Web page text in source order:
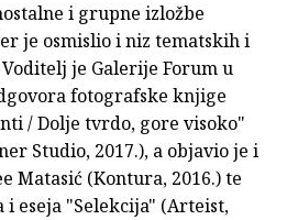
i grupne izložbe
je osmislio i niz tematskih i
je Galerije Forum u
fotografske knjige
/ Dolje tvrdo, gore visoko"
Studio, 2017.), a objavio je i
Matasić (Kontura, 2016.) te
eseja "Selekcija" (Arteist,